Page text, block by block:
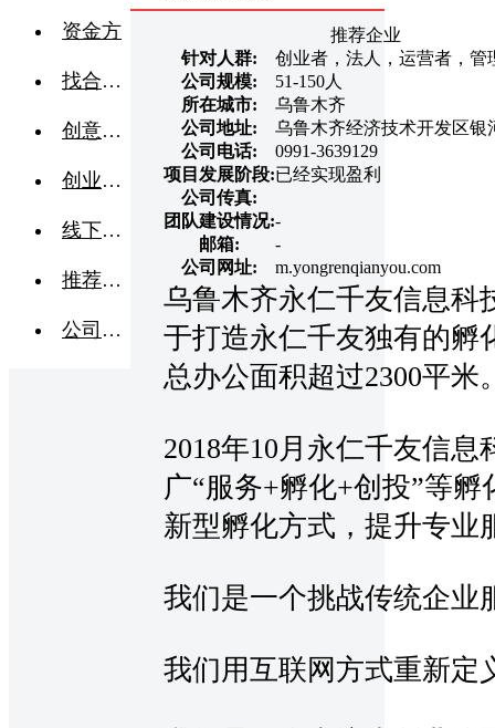
资金方
找合伙人
创意点子
创业交流
线下活动
推荐企业
公司转让
推荐企业
针对人群:
创业者，法人，运营者，管
公司规模:
51-150人
所在城市:
乌鲁木齐
公司地址:
乌鲁木齐经济技术开发区银
公司电话:
0991-3639129
项目发展阶段:已经实现盈利
公司传真:
团队建设情况:-
邮箱:
-
公司网址:
m.yongrenqianyou.com
乌鲁木齐永仁千友信息科
于打造永仁千友独有的孵
总办公面积超过2300平米
2018年10月永仁千友信
广“服务+孵化+创投”等
新型孵化方式，提升专业
我们是一个挑战传统企业
我们用互联网方式重新定